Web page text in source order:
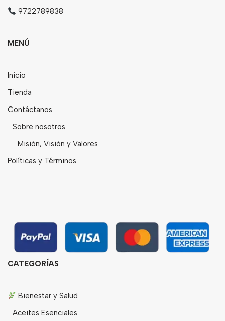
9722789838
MENÚ
Inicio
Tienda
Contáctanos
Sobre nosotros
Misión, Visión y Valores
Políticas y Términos
CATEGORÍAS
Bienestar y Salud
Aceites Esenciales